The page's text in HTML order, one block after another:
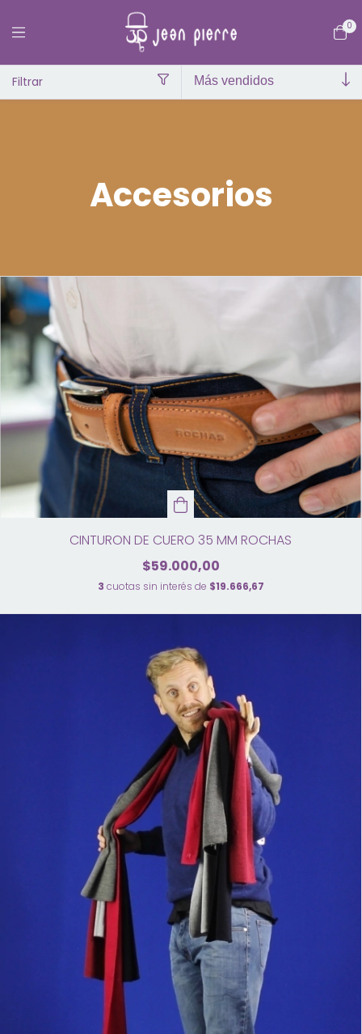
0
Filtrar
Accesorios
CINTURON DE CUERO 35 MM ROCHAS
$59.000,00
3 cuotas sin interés de $19.666,67